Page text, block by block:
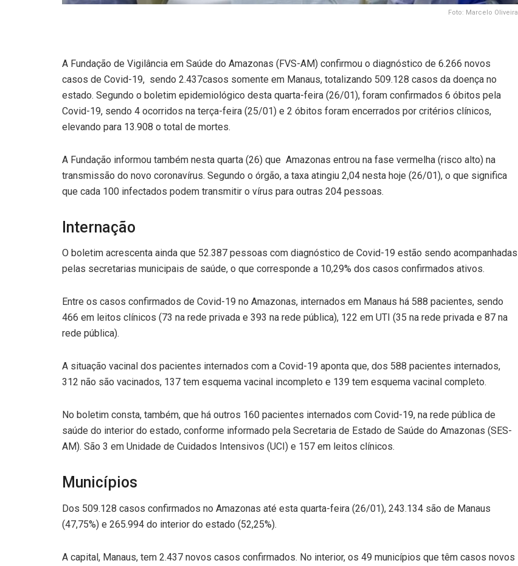
Foto: Marcelo Oliveira
A Fundação de Vigilância em Saúde do Amazonas (FVS-AM) confirmou o diagnóstico de 6.266 novos
casos de Covid-19, sendo 2.437casos somente em Manaus, totalizando 509.128 casos da doença no
estado. Segundo o boletim epidemiológico desta quarta-feira (26/01), foram confirmados 6 óbitos pela
Covid-19, sendo 4 ocorridos na terça-feira (25/01) e 2 óbitos foram encerrados por critérios clínicos,
elevando para 13.908 o total de mortes.
A Fundação informou também nesta quarta (26) que Amazonas entrou na fase vermelha (risco alto) na
transmissão do novo coronavírus. Segundo o órgão, a taxa atingiu 2,04 nesta hoje (26/01), o que significa
que cada 100 infectados podem transmitir o vírus para outras 204 pessoas.
Internação
O boletim acrescenta ainda que 52.387 pessoas com diagnóstico de Covid-19 estão sendo acompanhadas
pelas secretarias municipais de saúde, o que corresponde a 10,29% dos casos confirmados ativos.
Entre os casos confirmados de Covid-19 no Amazonas, internados em Manaus há 588 pacientes, sendo
466 em leitos clínicos (73 na rede privada e 393 na rede pública), 122 em UTI (35 na rede privada e 87 na
rede pública).
A situação vacinal dos pacientes internados com a Covid-19 aponta que, dos 588 pacientes internados,
312 não são vacinados, 137 tem esquema vacinal incompleto e 139 tem esquema vacinal completo.
No boletim consta, também, que há outros 160 pacientes internados com Covid-19, na rede pública de
saúde do interior do estado, conforme informado pela Secretaria de Estado de Saúde do Amazonas (SES-
AM). São 3 em Unidade de Cuidados Intensivos (UCI) e 157 em leitos clínicos.
Municípios
Dos 509.128 casos confirmados no Amazonas até esta quarta-feira (26/01), 243.134 são de Manaus
(47,75%) e 265.994 do interior do estado (52,25%).
A capital, Manaus, tem 2.437 novos casos confirmados. No interior, os 49 municípios que têm casos novos